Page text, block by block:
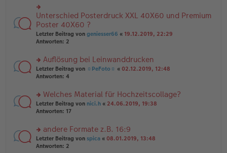
tr
a
g
e
n
er
B
ei
tr
g
u
n
g
el
es
e
er
B
ei
tr
g
rs
te
r
u
n
el
es
e
B
ei
tr
g
Unterschied Posterdruck XXL 40X60 und Premium
Poster 40X60 ?
Letzter Beitrag von geniesser66 « 19.12.2019, 22:29
Antworten: 2
rs
te
n
g
el
e
n
er
Auflösung bei Leinwanddrucken
Letzter Beitrag von ☼PeFoto☼ « 02.12.2019, 12:48
Antworten: 4
rs
te
n
g
el
Welches Material für Hochzeitscollage?
Letzter Beitrag von nici.h « 24.06.2019, 19:38
Antworten: 17
rs
te
andere Formate z.B. 16:9
Letzter Beitrag von spica « 08.01.2019, 13:48
Antworten: 2